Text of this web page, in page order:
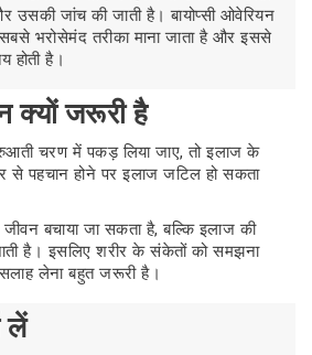
उसकी जांच की जाती है। बायोप्सी ओवेरियन
भरोसेमंद तरीका माना जाता है और इससे
होती है।
क्यों जरूरी है
चरण में पकड़ लिया जाए, तो इलाज के
से पहचान होने पर इलाज जटिल हो सकता
बचाया जा सकता है, बल्कि इलाज की
है। इसलिए शरीर के संकेतों को समझना
लेना बहुत जरूरी है।
लें